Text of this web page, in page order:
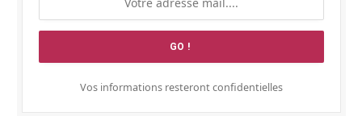
Vos informations resteront confidentielles